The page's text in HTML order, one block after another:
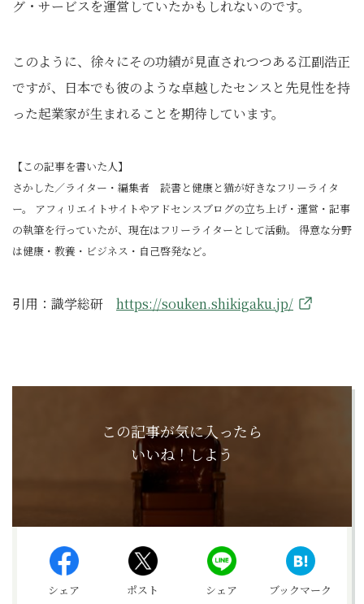
グ・サービスを運営していたかもしれないのです。
このように、徐々にその功績が見直されつつある江副浩正
ですが、日本でも彼のような卓越したセンスと先見性を持
った起業家が生まれることを期待しています。
【この記事を書いた人】
さかした／ライター・編集者 読書と健康と猫が好きなフリーライタ
ー。 アフィリエイトサイトやアドセンスブログの立ち上げ・運営・記事
の執筆を行っていたが、現在はフリーライターとして活動。 得意な分野
は健康・教養・ビジネス・自己啓発など。
引用：識学総研 https://souken.shikigaku.jp/
この記事が気に入ったら
いいね！しよう
シェア ポスト シェア ブックマーク